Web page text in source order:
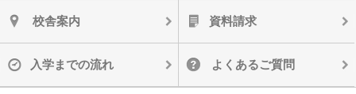
校舎案内 資料請求
入学までの流れ よくあるご質問